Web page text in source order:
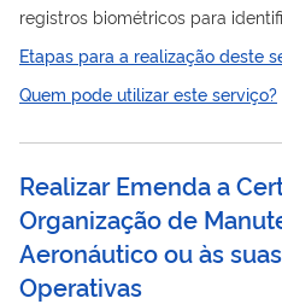
registros biométricos para
certificados digitais em
Etapas para a realização deste
Quem pode utilizar este serviço?
Realizar Emenda a
Organização de
Aeronáutico ou às
Operativas